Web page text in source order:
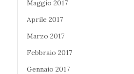
Maggio 2017
Aprile 2017
Marzo 2017
Febbraio 2017
Gennaio 2017